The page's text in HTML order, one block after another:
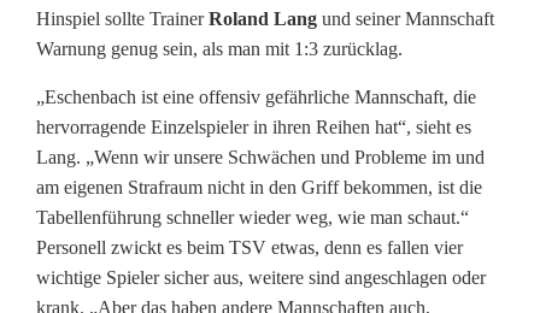
l
i
n
W
e
i
Hinspiel sollte TrainerRoland Lang und seiner Mannschaft
Warnung genug sein, als man mit 1:3 zurücklag.
„Eschenbach ist eine offensiv gefährliche Mannschaft, die
hervorragende Einzelspieler in ihren Reihen hat“, sieht es
Lang. „Wenn wir unsere Schwächen und Probleme im und
am eigenen Strafraum nicht in den Griff bekommen, ist die
Tabellenführung schneller wieder weg, wie man schaut.“
Personell zwickt es beim TSV etwas, denn es fallen vier
wichtige Spieler sicher aus, weitere sind angeschlagen oder
krank. „Aber das haben andere Mannschaften auch,